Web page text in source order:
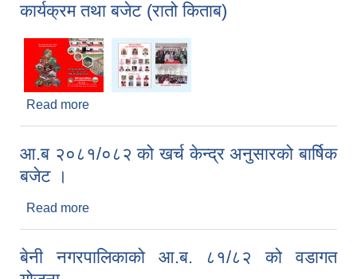
कार्यक्रम तथा बजेट (रातो किताब)
Read more
आ.ब २०८१/०८२ को खर्च केन्द्र अनुसारको बार्षिक
बजेट ।
Read more
बेनी नगरपालिकाको आ.ब. ८१/८२ को वडागत